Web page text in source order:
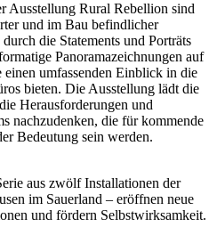
Ausstellung Rural Rebellion sind
und im Bau befindlicher
die Statements und Porträts
Panoramazeichnungen auf
umfassenden Einblick in die
bieten. Die Ausstellung lädt die
Herausforderungen und
nachzudenken, die für kommende
Bedeutung sein werden.
aus zwölf Installationen der
im Sauerland – eröffnen neue
und fördern Selbstwirksamkeit.